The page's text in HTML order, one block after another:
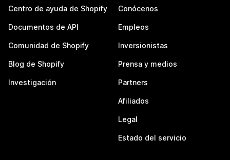
Centro de ayuda de Shopify
Documentos de API
Comunidad de Shopify
Blog de Shopify
Investigación
Conócenos
Empleos
Inversionistas
Prensa y medios
Partners
Afiliados
Legal
Estado del servicio